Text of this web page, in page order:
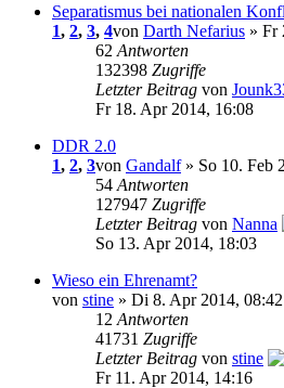
Separatismus bei nationalen
1, 2, 3, 4von Darth Nefarius » Fr
62 Antworten
132398 Zugriffe
Letzter Beitrag von
Fr 18. Apr 2014, 16:08
DDR 2.0
1, 2, 3von Gandalf» So 10. Feb
54 Antworten
127947 Zugriffe
Letzter Beitrag von Nanna
So 13. Apr 2014, 18:03
Wieso ein Ehrenamt?
von stine » Di 8. Apr 2014, 08:42
12 Antworten
41731 Zugriffe
Letzter Beitrag von stine
Fr 11. Apr 2014, 14:16